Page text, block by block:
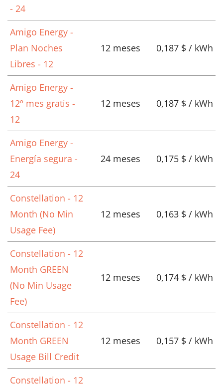
- 24
Amigo Energy -
Plan Noches
Libres - 12
12 meses 0,187 $ / kWh
Amigo Energy -
12º mes gratis -
12
12 meses 0,187 $ / kWh
Amigo Energy -
Energía segura -
24
24 meses 0,175 $ / kWh
Constellation - 12
Month (No Min
Usage Fee)
12 meses 0,163 $ / kWh
Constellation - 12
Month GREEN
(No Min Usage
Fee)
12 meses 0,174 $ / kWh
Constellation - 12
Month GREEN
Usage Bill Credit
12 meses 0,157 $ / kWh
Constellation - 12